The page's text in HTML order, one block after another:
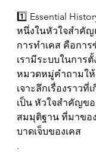
1️⃣ Essential
หนึ่งในหัวใจสำคัญ
การทำเคส คือกา
เรามีระบบในการ
หมวดหมู่คำถามให้
เจาะลึกเรื่องราวที่
เป็น หัวใจสำคัญข
สมมุติฐาน ที่มาขอ
บาดเจ็บของเคส
.